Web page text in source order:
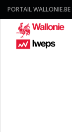
PORTAIL WALLONIE.BE